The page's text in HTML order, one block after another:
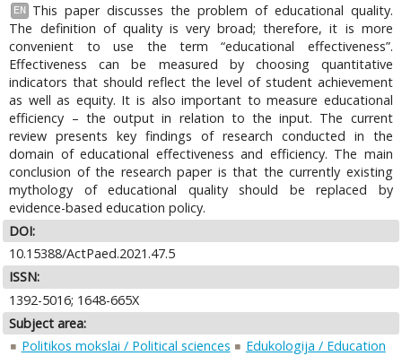
EN
This paper discusses the problem of educational quality.
The definition of quality is very broad; therefore, it is more
convenient to use the term “educational effectiveness”.
Effectiveness can be measured by choosing quantitative
indicators that should reflect the level of student achievement
as well as equity. It is also important to measure educational
efficiency – the output in relation to the input. The current
review presents key findings of research conducted in the
domain of educational effectiveness and efficiency. The main
conclusion of the research paper is that the currently existing
mythology of educational quality should be replaced by
evidence-based education policy.
DOI:
10.15388/ActPaed.2021.47.5
ISSN:
1392-5016; 1648-665X
Subject area:
Politikos mokslai / Political sciences
Edukologija / Education